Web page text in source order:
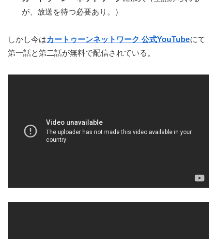
が、放送を待つ必要あり。）
しかし今はカートゥーンネットワーク 公式YouTubeにて
第一話と第二話が無料で配信されている。